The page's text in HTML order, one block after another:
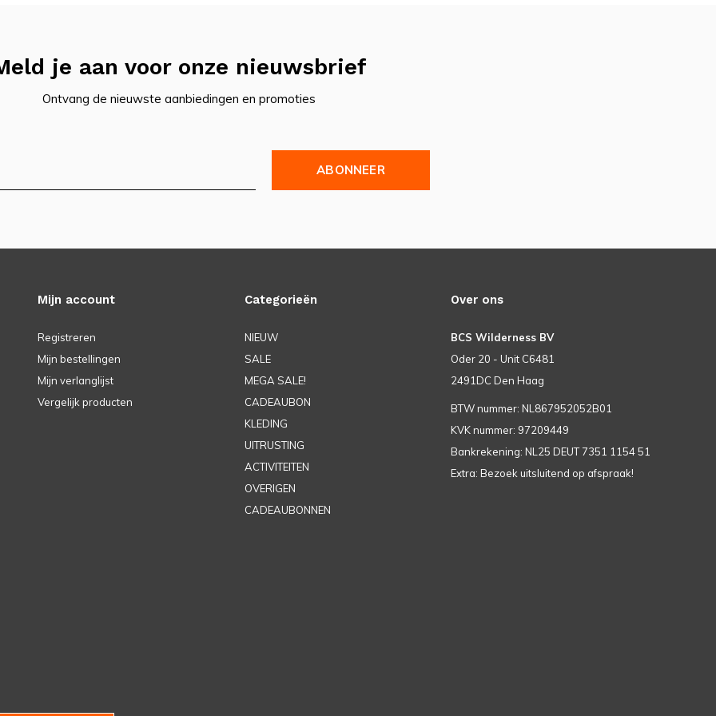
je aan voor onze nieuwsbrief
Ontvang de nieuwste aanbiedingen en promoties
ABONNEER
Mijn account
Registreren
Mijn bestellingen
Mijn verlanglijst
Vergelijk producten
Categorieën
NIEUW
SALE
MEGA SALE!
CADEAUBON
KLEDING
UITRUSTING
ACTIVITEITEN
OVERIGEN
CADEAUBONNEN
Over ons
BCS Wilderness BV
Oder 20 - Unit C6481
2491DC Den Haag
BTW nummer: NL867952052B01
KVK nummer: 97209449
Bankrekening: NL25 DEUT 7351 1154 51
Extra: Bezoek uitsluitend op afspraak!